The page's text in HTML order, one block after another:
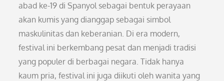
abad ke-19 di Spanyol sebagai bentuk perayaan
akan kumis yang dianggap sebagai simbol
maskulinitas dan keberanian. Di era modern,
festival ini berkembang pesat dan menjadi tradisi
yang populer di berbagai negara. Tidak hanya
kaum pria, festival ini juga diikuti oleh wanita yang